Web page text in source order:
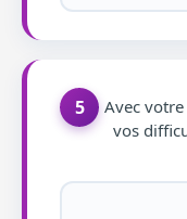
5
Avec
vos